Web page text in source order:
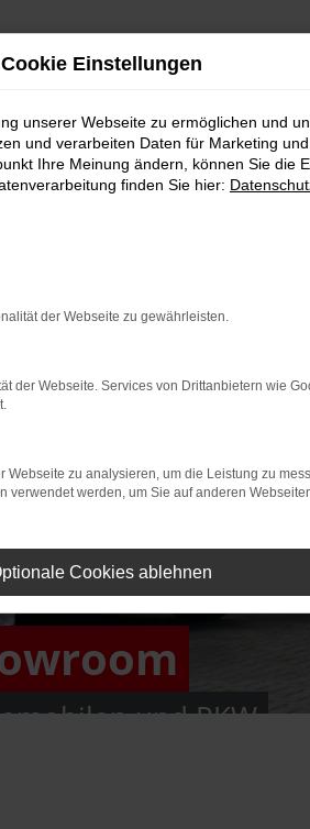
und PKW
Cookie Einstellungen
unserer Webseite zu ermöglichen und
und verarbeiten Daten für Marketing
Ihre Meinung ändern, können Sie die
finden Sie hier:
der Webseite zu gewährleisten.
der Webseite. Services von Drittanbietern wie
zu analysieren, um die Leistung zu
werden, um Sie auf anderen
Cookies ablehnen